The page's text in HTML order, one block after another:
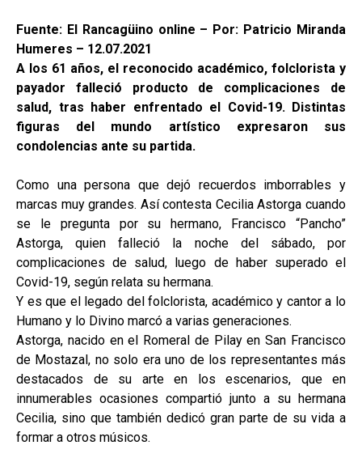
Fuente: El Rancagüino online – Por: Patricio Miranda
Humeres – 12.07.2021
A los 61 años, el reconocido académico, folclorista y
payador falleció producto de complicaciones de
salud, tras haber enfrentado el Covid-19. Distintas
figuras del mundo artístico expresaron sus
condolencias ante su partida.
Como una persona que dejó recuerdos imborrables y
marcas muy grandes. Así contesta Cecilia Astorga cuando
se le pregunta por su hermano, Francisco “Pancho”
Astorga, quien falleció la noche del sábado, por
complicaciones de salud, luego de haber superado el
Covid-19, según relata su hermana.
Y es que el legado del folclorista, académico y cantor a lo
Humano y lo Divino marcó a varias generaciones.
Astorga, nacido en el Romeral de Pilay en San Francisco
de Mostazal, no solo era uno de los representantes más
destacados de su arte en los escenarios, que en
innumerables ocasiones compartió junto a su hermana
Cecilia, sino que también dedicó gran parte de su vida a
formar a otros músicos.